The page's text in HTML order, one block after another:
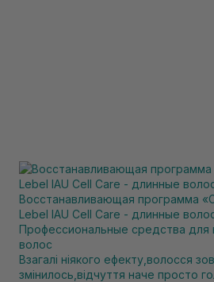
Восстанавливающая программа
Lebel IAU Cell Care - длинные
Профессиональные средства для
волос
Взагалі ніякого ефекту,волосся
змінилось,відчуття наче просто